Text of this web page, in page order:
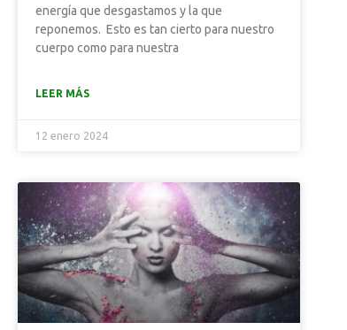
energía que desgastamos y la que
reponemos. Esto es tan cierto para nuestro
cuerpo como para nuestra
LEER MÁS
12 enero 2024